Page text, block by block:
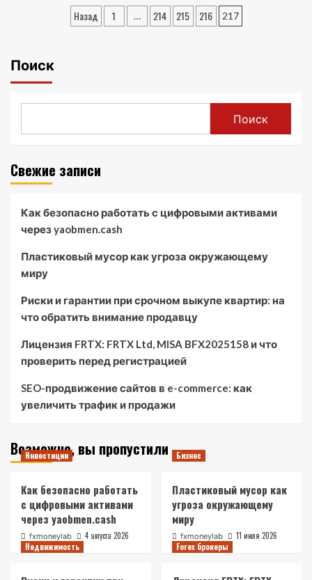
Ипотека
в
Пагинация
Назад 1 … 214 215 216 217
Поиск
Поиск
Свежие записи
Как безопасно работать с цифровыми активами
через yaobmen.cash
Пластиковый мусор как угроза окружающему
миру
Риски и гарантии при срочном выкупе квартир: на
что обратить внимание продавцу
Лицензия FRTX: FRTX Ltd, MISA BFX2025158 и что
проверить перед регистрацией
SEO-продвижение сайтов в e-commerce: как
увеличить трафик и продажи
Возможно, вы пропустили
Инвестиции
Как безопасно работать
с цифровыми активами
через yaobmen.cash
fxmoneylab 4 августа 2026
Бизнес
Пластиковый мусор как
угроза окружающему
миру
fxmoneylab
11 июля 2026
Недвижимость
Forex брокеры